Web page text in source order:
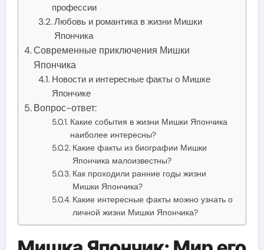
профессии
Любовь и романтика в жизни Мишки
Япончика
Современные приключения Мишки
Япончика
Новости и интересные факты о Мишке
Япончике
Вопрос-ответ:
Какие события в жизни Мишки Япончика
наиболее интересны?
Какие факты из биографии Мишки
Япончика малоизвестны?
Как проходили ранние годы жизни
Мишки Япончика?
Какие интересные факты можно узнать о
личной жизни Мишки Япончика?